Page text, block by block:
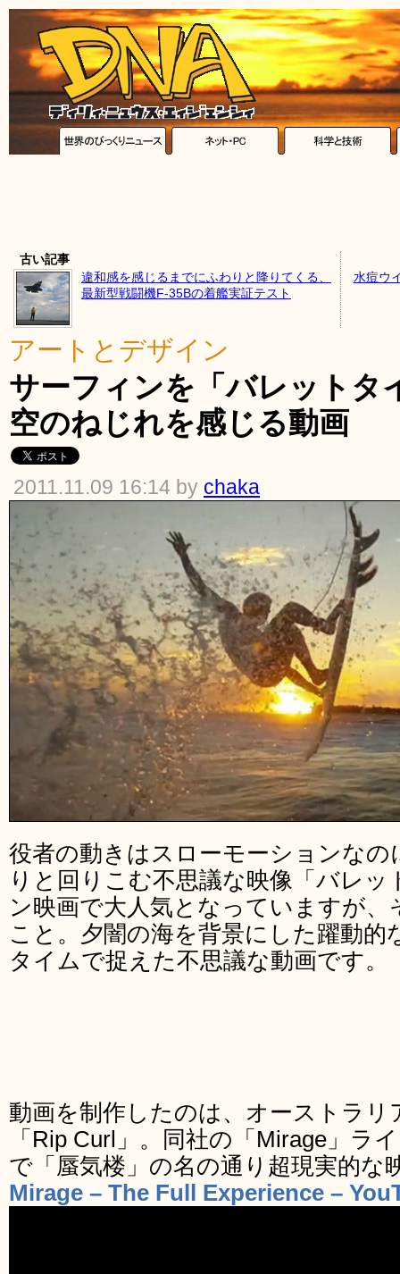
古い記事
違和感を感じるまでにふわりと降りてくる、
最新型戦闘機F-35Bの着艦実証テスト
水痘ウ
アートとデザイン
サーフィンを「バレットタ
空のねじれを感じる動画
2011.11.09 16:14 by chaka
役者の動きはスローモーションな
りと回りこむ不思議な映像「バレ
ン映画で大人気となっていますが
こと。夕闇の海を背景にした躍動
タイムで捉えた不思議な動画です。
動画を制作したのは、オーストラ
「Rip Curl」。同社の「Mirage」ラ
で「蜃気楼」の名の通り超現実的な
Mirage – The Full Experience –